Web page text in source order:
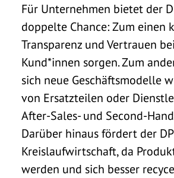
Für Unternehmen bietet der
doppelte Chance: Zum einen
Transparenz und Vertrauen
Kund*innen sorgen. Zum
sich neue Geschäftsmodelle
von Ersatzteilen oder
After-Sales- und Second-
Darüber hinaus fördert der
Kreislaufwirtschaft, da
werden und sich besser